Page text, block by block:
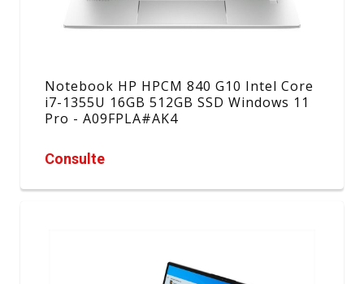
Notebook HP HPCM 840 G10 Intel Core
i7-1355U 16GB 512GB SSD Windows 11
Pro - A09FPLA#AK4
Consulte